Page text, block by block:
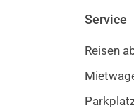
Service
Reisen